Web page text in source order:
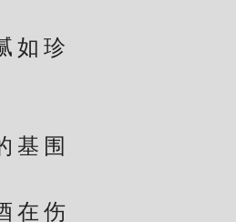
如珍
基围
在伤